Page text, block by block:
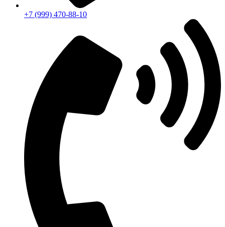
+7 (999) 470-88-10